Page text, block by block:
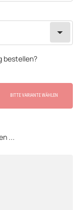
bestellen?
BITTE VARIANTE WÄHLEN
...